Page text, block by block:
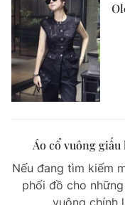
Áo cổ vuông
Nếu đang tìm kiếm
phối đồ cho